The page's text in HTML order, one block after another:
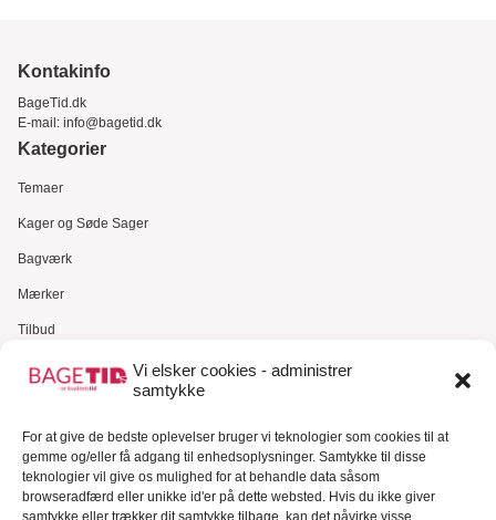
Vi elsker cookies - administrer
samtykke
For at give de bedste oplevelser bruger vi teknologier som cookies til at
gemme og/eller få adgang til enhedsoplysninger. Samtykke til disse
teknologier vil give os mulighed for at behandle data såsom
browseradfærd eller unikke id'er på dette websted. Hvis du ikke giver
samtykke eller trækker dit samtykke tilbage, kan det påvirke visse
Kontakinfo
BageTid.dk
E-mail: info@bagetid.dk
Kategorier
Temaer
Kager og Søde Sager
Bagværk
Mærker
Tilbud
Gavekort
Kundeservice
Kundeservice
FAQ – Ofte stillede spørgsmål
Om Bagetid.dk